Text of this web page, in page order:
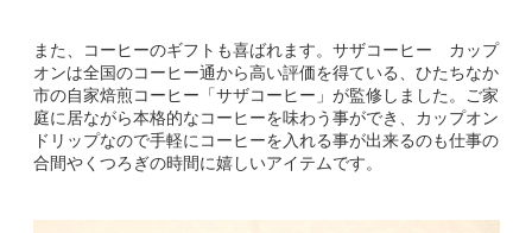
また、コーヒーのギフトも喜ばれます。サザコーヒー カップ
オンは全国のコーヒー通から高い評価を得ている、ひたちなか
市の自家焙煎コーヒー「サザコーヒー」が監修しました。ご家
庭に居ながら本格的なコーヒーを味わう事ができ、カップオン
ドリップなので手軽にコーヒーを入れる事が出来るのも仕事の
合間やくつろぎの時間に嬉しいアイテムです。